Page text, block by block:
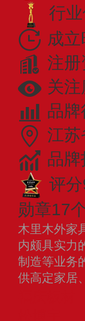
行
成
注册
关
品牌
江苏
品
评
勋章17
木里木外家
内颇具实力
制造等业务
供高定家居